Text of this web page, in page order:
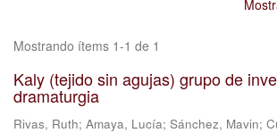
Mostrando ítems 1-1 de 1
Kaly (tejido sin agujas) grupo de
dramaturgia
Rivas, Ruth; Amaya, Lucía; Sánchez, Mavin;